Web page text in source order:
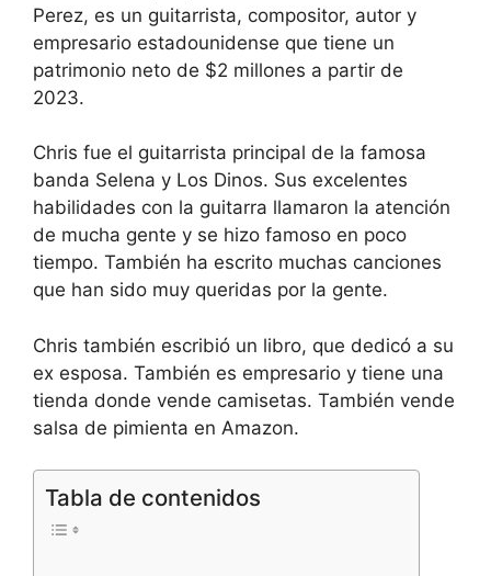
Perez, es un guitarrista, compositor, autor y
empresario estadounidense que tiene un
patrimonio neto de $2 millones a partir de
2023.
Chris fue el guitarrista principal de la famosa
banda Selena y Los Dinos. Sus excelentes
habilidades con la guitarra llamaron la atención
de mucha gente y se hizo famoso en poco
tiempo. También ha escrito muchas canciones
que han sido muy queridas por la gente.
Chris también escribió un libro, que dedicó a su
ex esposa. También es empresario y tiene una
tienda donde vende camisetas. También vende
salsa de pimienta en Amazon.
Tabla de contenidos